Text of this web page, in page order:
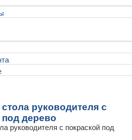
руководителя с
под дерево
руководителя с покраской под